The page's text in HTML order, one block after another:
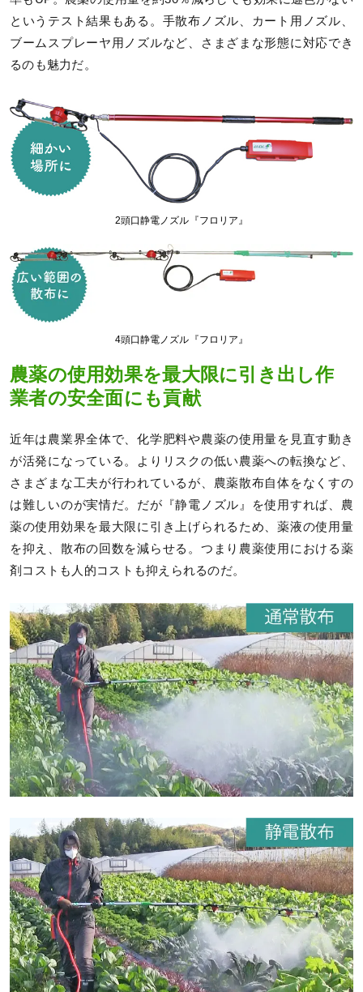
というテスト結果もある。手散布ノズル、カート用ノズル、
ブームスプレーヤ用ノズルなど、さまざまな形態に対応でき
るのも魅力だ。
2頭口静電ノズル『フロリア』
4頭口静電ノズル『フロリア』
農薬の使用効果を最大限に引き出し作
業者の安全面にも貢献
近年は農業界全体で、化学肥料や農薬の使用量を見直す動き
が活発になっている。よりリスクの低い農薬への転換など、
さまざまな工夫が行われているが、農薬散布自体をなくすの
は難しいのが実情だ。だが『静電ノズル』を使用すれば、農
薬の使用効果を最大限に引き上げられるため、薬液の使用量
を抑え、散布の回数を減らせる。つまり農薬使用における薬
剤コストも人的コストも抑えられるのだ。